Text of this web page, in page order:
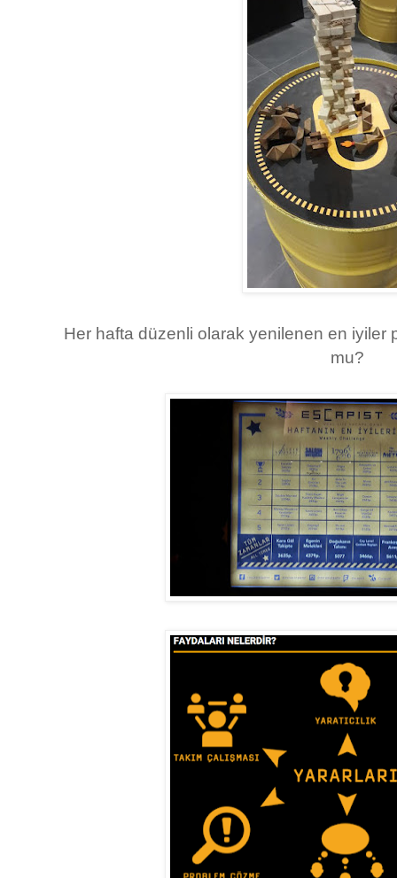
Her hafta düzenli olarak yenilenen en iyiler
mu?